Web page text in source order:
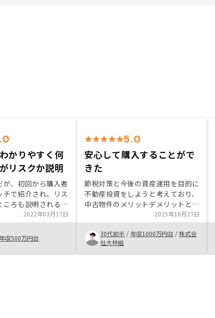
かりやすく何
リスクか説明
が、初回から購入者
チで紹介され、リス
ころも説明されるの
る。中でもこだわっ
の在庫があり納得で
回転率は高いのでき
スピード感が違う
物感覚に近いのもメ
2022年03月17日
年収500万円台
5.0
安心して購入することがで
きた
節税対策と今後の資産運用を目的に
不動産投資をしようと考えており、
中古物件のメリットデメリットと私
の希望がマッチしたため購入を決め
ました。 多少のリスクはあります
が、今後のリターンを考えると大変
お勧めできる投資だと思います。
2025年10月27日
30代前半 / 年収1000万円台 /株式会
社大林組